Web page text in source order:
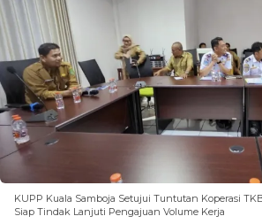
KUPP Kuala Samboja Setujui Tuntutan Koperasi
Siap Tindak Lanjuti Pengajuan Volume Kerja